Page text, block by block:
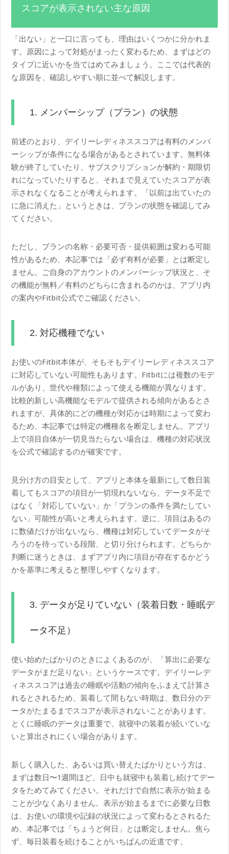
スコアが表示されない主な原因
「出ない」と一口に言っても、理由はいくつかに分かれま
す。原因によって対処がまったく変わるため、まずはどの
タイプに近いかを当てはめてみましょう。ここでは代表的
な原因を、確認しやすい順に並べて解説します。
1. メンバーシップ（プラン）の状態
前述のとおり、デイリーレディネススコアは有料のメンバ
ーシップが条件になる場合があるとされています。無料体
験が終了していたり、サブスクリプションが解約・期限切
れになっていたりすると、それまで見えていたスコアが表
示されなくなることが考えられます。「以前は出ていたの
に急に消えた」というときは、プランの状態を確認してみ
てください。
ただし、プランの名称・必要可否・提供範囲は変わる可能
性があるため、本記事では「必ず有料が必要」とは断定し
ません。ご自身のアカウントのメンバーシップ状況と、そ
の機能が無料／有料のどちらに含まれるのかは、アプリ内
の案内やFitbit公式でご確認ください。
2. 対応機種でない
お使いのFitbit本体が、そもそもデイリーレディネススコア
に対応していない可能性もあります。Fitbitには複数のモデ
ルがあり、世代や種類によって使える機能が異なります。
比較的新しい高機能なモデルで提供される傾向があるとさ
れますが、具体的にどの機種が対応かは時期によって変わ
るため、本記事では特定の機種名を断定しません。アプリ
上で項目自体が一切見当たらない場合は、機種の対応状況
を公式で確認するのが確実です。
見分け方の目安として、アプリと本体を最新にして数日装
着してもスコアの項目が一切現れないなら、データ不足で
はなく「対応していない」か「プランの条件を満たしてい
ない」可能性が高いと考えられます。逆に、項目はあるの
に数値だけが出ないなら、機種は対応していてデータがそ
ろうのを待っている段階、と切り分けられます。どちらか
判断に迷うときは、まずアプリ内に項目が存在するかどう
かを基準に考えると整理しやすくなります。
3. データが足りていない（装着日数・睡眠デ
ータ不足）
使い始めたばかりのときによくあるのが、「算出に必要な
データがまだ足りない」というケースです。デイリーレデ
ィネススコアは過去の睡眠や活動の傾向をふまえて計算さ
れるとされるため、装着して間もない時期は、数日分のデ
ータがたまるまでスコアが表示されないことがあります。
とくに睡眠のデータは重要で、就寝中の装着が続いていな
いと算出されにくい場合があります。
新しく購入した、あるいは買い替えたばかりという方は、
まずは数日〜1週間ほど、日中も就寝中も装着し続けてデー
タをためてみてください。それだけで自然に表示が始まる
ことが少なくありません。表示が始まるまでに必要な日数
は、お使いの環境や記録の状況によって変わるとされるた
め、本記事では「ちょうど何日」とは断定しません。焦ら
ず、毎日装着を続けることがいちばんの近道です。